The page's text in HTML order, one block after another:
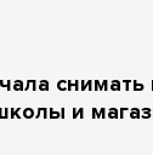
снимать
и